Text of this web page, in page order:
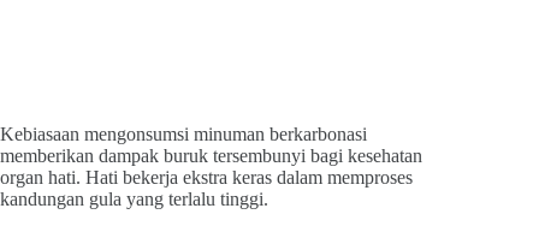
Kebiasaan mengonsumsi minuman berkarbonasi
memberikan dampak buruk tersembunyi bagi kesehatan
organ hati. Hati bekerja ekstra keras dalam memproses
kandungan gula yang terlalu tinggi.